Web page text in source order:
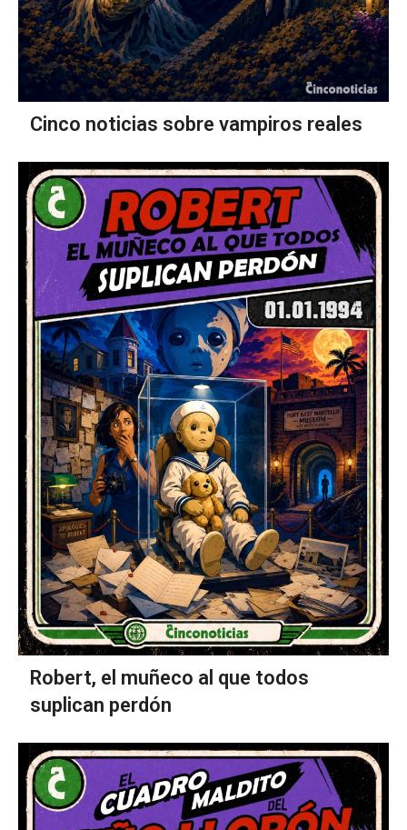
Cinco noticias sobre vampiros reales
Robert, el muñeco al que todos
suplican perdón